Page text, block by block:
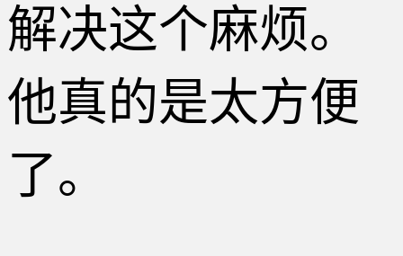
解决这个麻烦。
他真的是太方便
了。